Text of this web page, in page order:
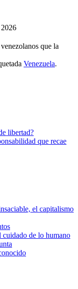
que la
Venezuela.
libertad?
que recae
el capitalismo
cuidado de lo humano